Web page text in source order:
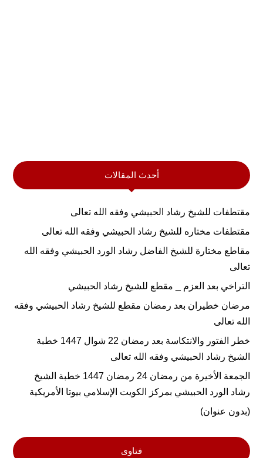
أحدث المقالات
مقتطفات للشيخ رشاد الحبيشي وفقه الله تعالى
مقتطفات مختاره للشيخ رشاد الحبيشي وفقه الله تعالى
مقاطع مختارة للشيخ الفاضل رشاد الورد الحبيشي وفقه الله
تعالى
التراخي بعد العزم _ مقطع للشيخ رشاد الحبيشي
مرضان خطيران بعد رمضان مقطع للشيخ رشاد الحبيشي وفقه
الله تعالى
خطر الفتور والانتكاسة بعد رمضان 22 شوال 1447 خطبة
الشيخ رشاد الحبيشي وفقه الله تعالى
الجمعة الأخيرة من رمضان 24 رمضان 1447 خطبة الشيخ
رشاد الورد الحبيشي بمركز الكويت الإسلامي بيوتا الأمريكية
(بدون عنوان)
فتاوى